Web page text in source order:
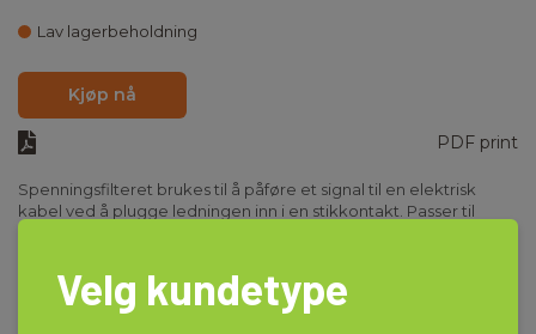
Lav lagerbeholdning
Kjøp nå
PDF print
Spenningsfilteret brukes til å påføre et signal til en elektrisk
kabel ved å plugge ledningen inn i en stikkontakt. Passer til
Velg kundetype